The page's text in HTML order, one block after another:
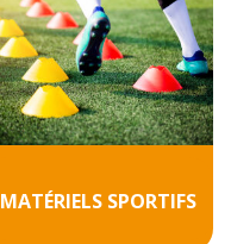
MATÉRIELS SPORTIFS